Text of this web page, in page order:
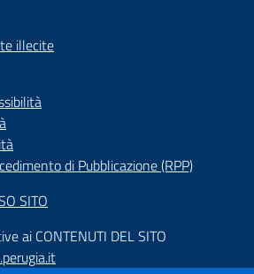
illecite
di Pubblicazione (RPP)
SITO
ai CONTENUTI DEL SITO